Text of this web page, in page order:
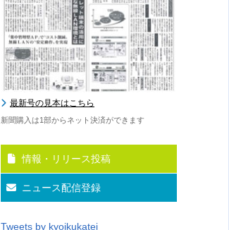
最新号の見本はこちら
新聞購入は1部からネット決済ができます
情報・リリース投稿
ニュース配信登録
Tweets by kyoikukatei